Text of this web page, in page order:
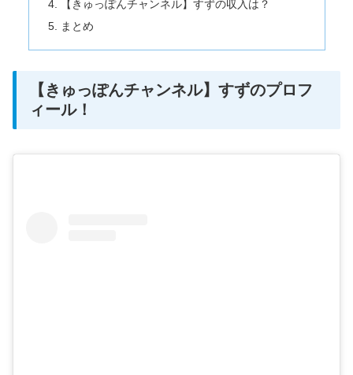
【きゅっぽんチャンネル】すずの収入は？
まとめ
【きゅっぽんチャンネル】すずのプロフ
ィール！